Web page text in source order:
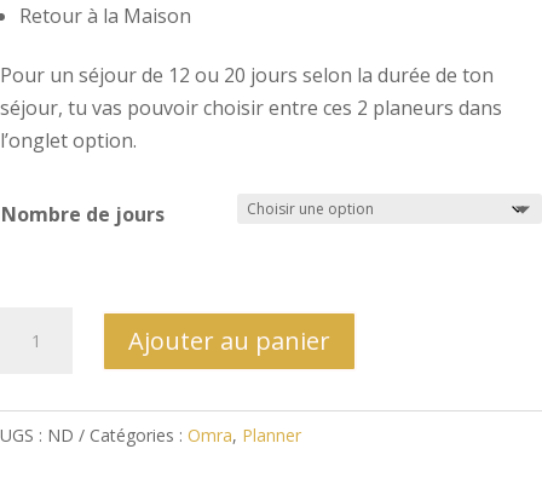
Retour à la Maison
Pour un séjour de 12 ou 20 jours selon la durée de ton
séjour, tu vas pouvoir choisir entre ces 2 planeurs dans
l’onglet option.
Nombre de jours
PLANNER
Ajouter au panier
UGS : ND Catégories : Omra, Planner